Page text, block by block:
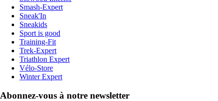
Smash-Expert
Sneak'In
Sneakids
Sport is good
Training-Fit
Trek-Expert
Triathlon Expert
Vélo-Store
Winter Expert
Abonnez-vous à notre newsletter